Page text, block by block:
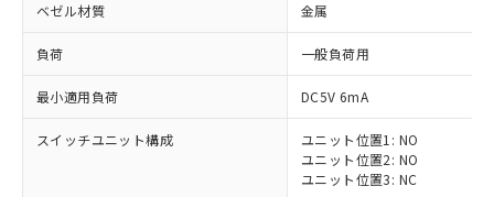
ベゼル材質 金属
負荷 一般負荷用
最小適用負荷 DC5V 6mA
スイッチユニット構成
ユニット位置1: NO
ユニット位置2: NO
ユニット位置3: NC